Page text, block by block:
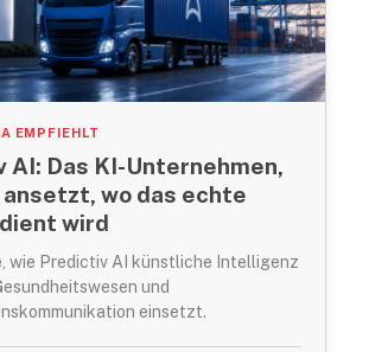
EMPFIEHLT
AI: Das KI-Unternehmen,
wo das echte
wird
wie Predictiv AI künstliche Intelligenz
und
einsetzt.